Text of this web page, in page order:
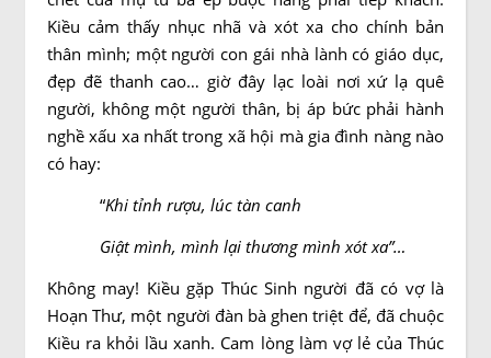
Kiều cảm thấy nhục nhã và xót xa cho chính bản
thân mình; một người con gái nhà lành có giáo dục,
đẹp đẽ thanh cao… giờ đây lạc loài nơi xứ lạ quê
người, không một người thân, bị áp bức phải hành
nghề xấu xa nhất trong xã hội mà gia đình nàng nào
có hay:
“Khi tỉnh rượu, lúc tàn canh
Giật mình, mình lại thương mình xót xa”…
Không may! Kiều gặp Thúc Sinh người đã có vợ là
Hoạn Thư, một người đàn bà ghen triệt để, đã chuộc
Kiều ra khỏi lầu xanh. Cam lòng làm vợ lẻ của Thúc